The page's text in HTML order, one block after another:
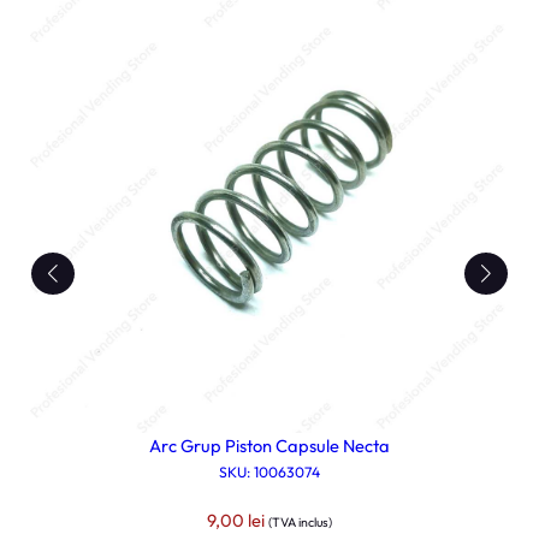
Arc Grup Piston Capsule Necta
SKU: 10063074
9,00 lei (TVA inclus)